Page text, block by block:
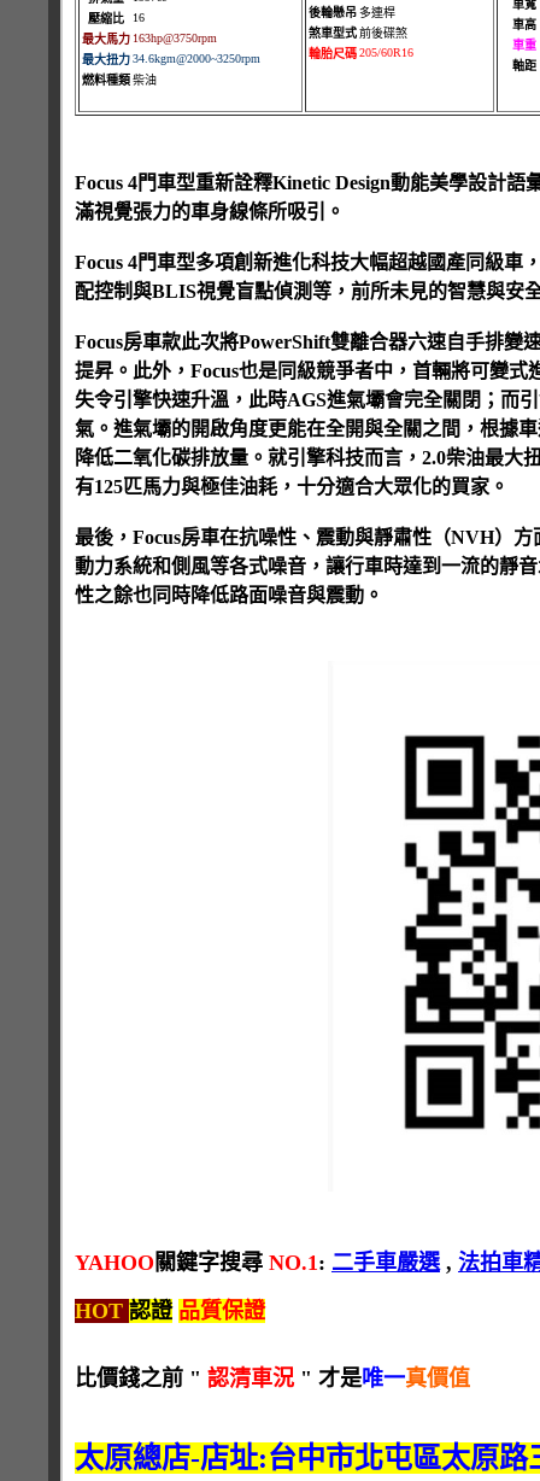
壓縮比
16
最大馬力 163hp@3750rpm
最大扭力34.6kgm@2000~3250rpm
燃料種類柴油
車寬
車高
車重
軸距
後輪懸吊多連桿
煞車型式前後碟煞
輪胎尺碼205/60R16
Focus 4門車型重新詮釋Kinetic Design動能美學設計
滿視覺張力的車身線條所吸引。
Focus 4門車型多項創新進化科技大幅超越國產同級車
配控制與BLIS視覺盲點偵測等，前所未見的智慧與安
Focus房車款此次將PowerShift雙離合器六速自手排
提昇。此外，Focus也是同級競爭者中，首輛將可變
失令引擎快速升溫，此時AGS進氣壩會完全關閉；而
氣。進氣壩的開啟角度更能在全開與全關之間，根據
降低二氧化碳排放量。就引擎科技而言，2.0柴油最大
有125匹馬力與極佳油耗，十分適合大眾化的買家。
最後，Focus房車在抗噪性、震動與靜肅性（NVH）
動力系統和側風等各式噪音，讓行車時達到一流的靜
性之餘也同時降低路面噪音與震動。
YAHOO 關鍵字搜尋 NO.1: 二手車嚴選, 法拍車
HOT 認證 品質保證
比價錢之前 " 認清車況 " 才是唯一真價值
太原總店-店址:台中市北屯區太原路